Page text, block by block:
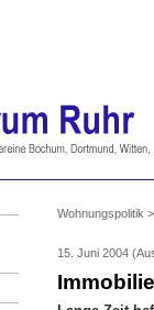
Wohnungspolitik
15. Juni 2004